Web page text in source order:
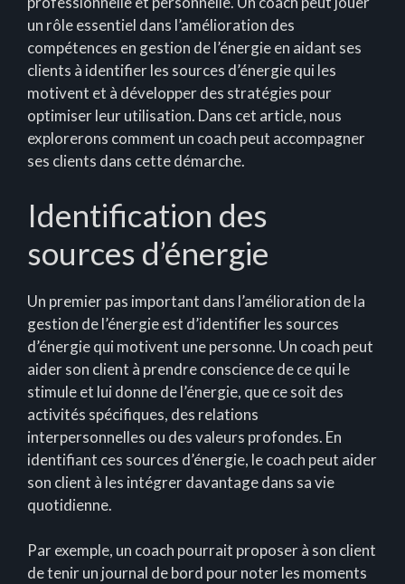
un rôle essentiel dans l’amélioration des
compétences en gestion de l’énergie en aidant ses
clients à identifier les sources d’énergie qui les
motivent et à développer des stratégies pour
optimiser leur utilisation. Dans cet article, nous
explorerons comment un coach peut accompagner
ses clients dans cette démarche.
Identification des
sources d’énergie
Un premier pas important dans l’amélioration de la
gestion de l’énergie est d’identifier les sources
d’énergie qui motivent une personne. Un coach peut
aider son client à prendre conscience de ce qui le
stimule et lui donne de l’énergie, que ce soit des
activités spécifiques, des relations
interpersonnelles ou des valeurs profondes. En
identifiant ces sources d’énergie, le coach peut aider
son client à les intégrer davantage dans sa vie
quotidienne.
Par exemple, un coach pourrait proposer à son client
de tenir un journal de bord pour noter les moments